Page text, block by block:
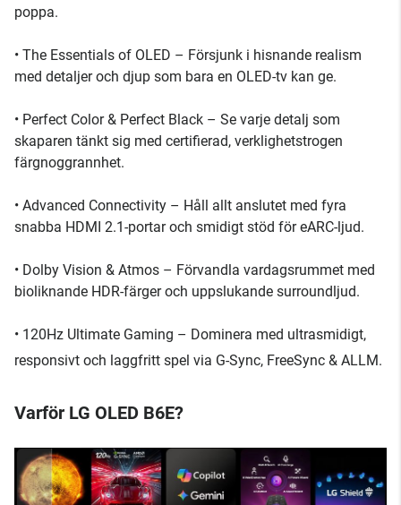
poppa.
• The Essentials of OLED – Försjunk i hisnande realism
med detaljer och djup som bara en OLED-tv kan ge.
• Perfect Color & Perfect Black – Se varje detalj som
skaparen tänkt sig med certifierad, verklighetstrogen
färgnoggrannhet.
• Advanced Connectivity – Håll allt anslutet med fyra
snabba HDMI 2.1-portar och smidigt stöd för eARC-ljud.
• Dolby Vision & Atmos – Förvandla vardagsrummet med
bioliknande HDR-färger och uppslukande surroundljud.
• 120Hz Ultimate Gaming – Dominera med ultrasmidigt,
responsivt och laggfritt spel via G-Sync, FreeSync & ALLM.
Varför LG OLED B6E?